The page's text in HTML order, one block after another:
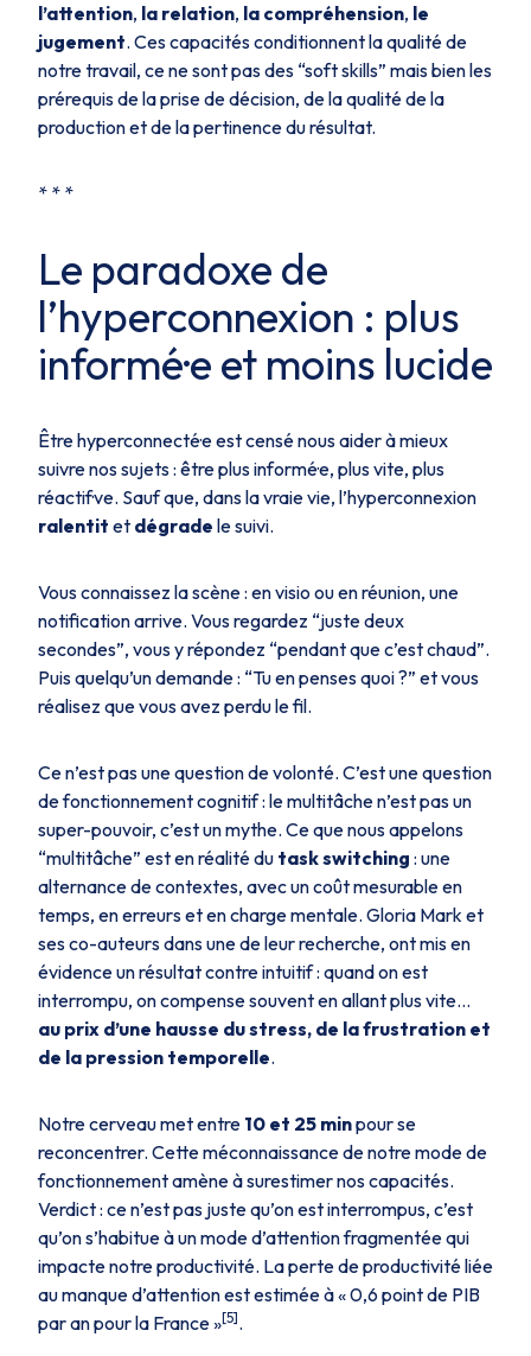
l’attention, la relation, la compréhension, le
jugement. Ces capacités conditionnent la qualité de
notre travail, ce ne sont pas des “soft skills” mais bien les
prérequis de la prise de décision, de la qualité de la
production et de la pertinence du résultat.
* * *
Le paradoxe de
l’hyperconnexion : plus
informé·e et moins lucide
Être hyperconnecté·e est censé nous aider à mieux
suivre nos sujets : être plus informé·e, plus vite, plus
réactif·ve. Sauf que, dans la vraie vie, l’hyperconnexion
ralentit et dégrade le suivi.
Vous connaissez la scène : en visio ou en réunion, une
notification arrive. Vous regardez “juste deux
secondes”, vous y répondez “pendant que c’est chaud”.
Puis quelqu’un demande : “Tu en penses quoi ?” et vous
réalisez que vous avez perdu le fil.
Ce n’est pas une question de volonté. C’est une question
de fonctionnement cognitif : le multitâche n’est pas un
super-pouvoir, c’est un mythe. Ce que nous appelons
“multitâche” est en réalité du task switching : une
alternance de contextes, avec un coût mesurable en
temps, en erreurs et en charge mentale. Gloria Mark et
ses co-auteurs dans une de leur recherche, ont mis en
évidence un résultat contre intuitif : quand on est
interrompu, on compense souvent en allant plus vite…
au prix d’une hausse du stress, de la frustration et
de la pression temporelle.
Notre cerveau met entre 10 et 25 minpour se
reconcentrer. Cette méconnaissance de notre mode de
fonctionnement amène à surestimer nos capacités.
Verdict : ce n’est pas juste qu’on est interrompus, c’est
qu’on s’habitue à un mode d’attention fragmentée qui
impacte notre productivité. La perte de productivité liée
au manque d’attention est estimée à «0,6 point de PIB
par an pour la France»[5].